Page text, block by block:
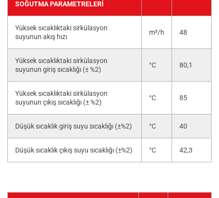
SOĞUTMA PARAMETRELERI
Yüksek sıcaklıktaki sirkülasyon
suyunun akış hızı
m³/h 48
Yüksek sıcaklıktaki sirkülasyon
suyunun giriş sıcaklığı (± %2)
°C 80,1
Yüksek sıcaklıktaki sirkülasyon
suyunun çıkış sıcaklığı (± %2)
°C 85
Düşük sıcaklık giriş suyu sıcaklığı (±%2) °C 40
Düşük sıcaklık çıkış suyu sıcaklığı (±%2) °C 42,3